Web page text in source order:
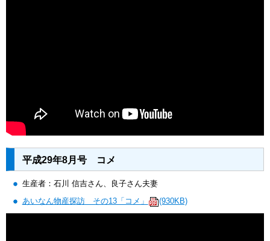
平成29年8月号 コメ
生産者：石川 信吉さん、良子さん夫妻
あいなん物産探訪 その13「コメ」
(930KB)